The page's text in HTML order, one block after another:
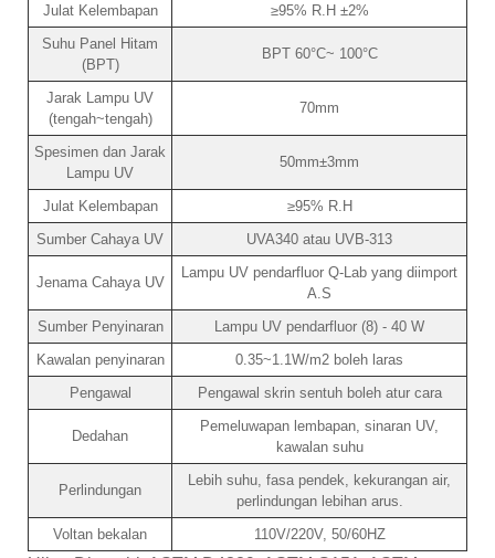
Julat Kelembapan
≥95% R.H ±2%
Suhu Panel Hitam
(BPT)
BPT 60°C~ 100°C
Jarak Lampu UV
(tengah~tengah)
70mm
Spesimen dan Jarak
Lampu UV
50mm±3mm
Julat Kelembapan
≥95% R.H
Sumber Cahaya UV
UVA340 atau UVB-313
Jenama Cahaya UV
Lampu UV pendarfluor Q-Lab yang diimport
A.S
Sumber Penyinaran
Lampu UV pendarfluor (8) - 40 W
Kawalan penyinaran
0.35~1.1W/m2 boleh laras
Pengawal
Pengawal skrin sentuh boleh atur cara
Dedahan
Pemeluwapan lembapan, sinaran UV,
kawalan suhu
Perlindungan
Lebih suhu, fasa pendek, kekurangan air,
perlindungan lebihan arus.
Voltan bekalan
110V/220V, 50/60HZ